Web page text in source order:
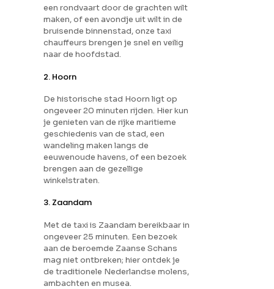
een rondvaart door de grachten wilt
maken, of een avondje uit wilt in de
bruisende binnenstad, onze taxi
chauffeurs brengen je snel en veilig
naar de hoofdstad.
2. Hoorn
De historische stad Hoorn ligt op
ongeveer 20 minuten rijden. Hier kun
je genieten van de rijke maritieme
geschiedenis van de stad, een
wandeling maken langs de
eeuwenoude havens, of een bezoek
brengen aan de gezellige
winkelstraten.
3. Zaandam
Met de taxi is Zaandam bereikbaar in
ongeveer 25 minuten. Een bezoek
aan de beroemde Zaanse Schans
mag niet ontbreken; hier ontdek je
de traditionele Nederlandse molens,
ambachten en musea.